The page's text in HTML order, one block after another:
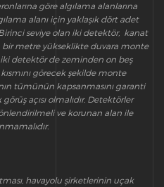
göre algılama alanlarına
alanı için yaklaşık dört adet
seviye olan iki detektör, kanat
metre yükseklikte duvara monte
detektör de zeminden on beş
görecek şekilde monte
tümünün kapsanmasını garanti
açısı olmalıdır. Detektörler
ve korunan alan ile
havayolu şirketlerinin uçak